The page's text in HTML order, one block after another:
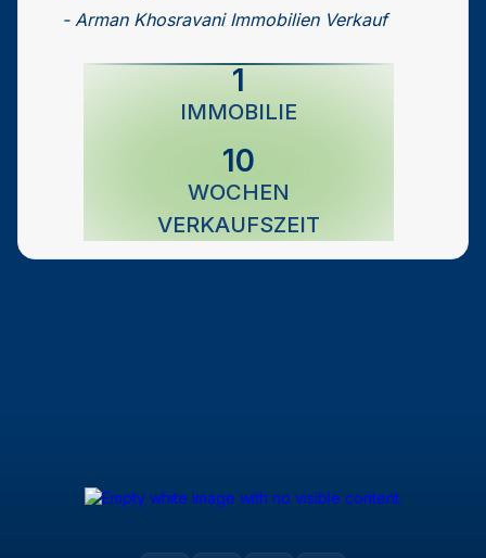
- Arman Khosravani Immobilien Verkauf
1
IMMOBILIE
10
WOCHEN
VERKAUFSZEIT